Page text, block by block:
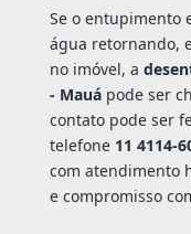
Se o entupimento
água retornando,
no imóvel, a
- Mauápode ser
contato pode ser
telefone 11 4114-
com atendimento
e compromisso